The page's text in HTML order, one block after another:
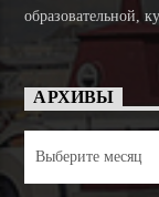
образовательной,
АРХИВЫ